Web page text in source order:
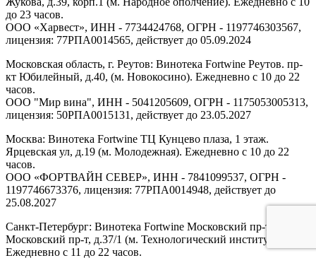
до 23 часов.
ООО «Харвест», ИНН - 7734424768, ОГРН - 1197746303567,
лицензия: 77РПА0014565, действует до 05.09.2024
Московская область, г. Реутов: Винотека Fortwine Реутов. пр-
кт Юбилейный, д.40, (м. Новокосино). Ежедневно с 10 до 22
часов.
ООО "Мир вина", ИНН - 5041205609, ОГРН - 1175053005313,
лицензия: 50РПА0015131, действует до 23.05.2027
Москва: Винотека Fortwine ТЦ Кунцево плаза, 1 этаж.
Ярцевская ул, д.19 (м. Молодежная). Ежедневно с 10 до 22
часов.
ООО «ФОРТВАЙН СЕВЕР», ИНН - 7841099537, ОГРН -
1197746673376, лицензия: 77РПА0014948, действует до
25.08.2027
Санкт-Петербург: Винотека Fortwine Московский пр-т.
Московский пр-т, д.37/1 (м. Технологический институт).
Ежедневно с 11 до 22 часов.